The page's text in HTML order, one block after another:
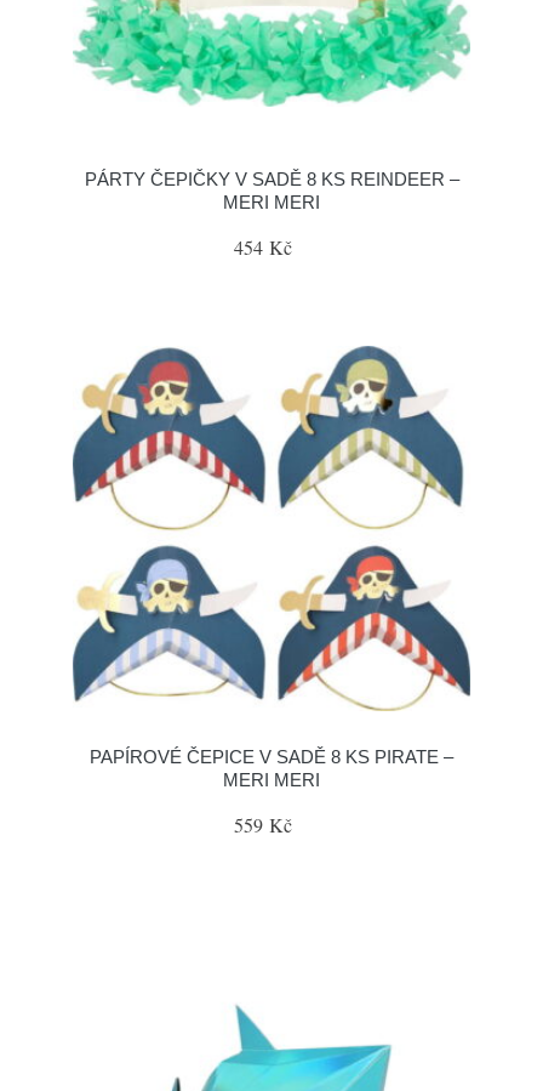
PÁRTY ČEPIČKY V SADĚ 8 KS REINDEER –
MERI MERI
454 Kč
PAPÍROVÉ ČEPICE V SADĚ 8 KS PIRATE –
MERI MERI
559 Kč